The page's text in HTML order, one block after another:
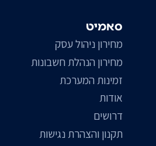
סאמיט
מחירון ניהול עסק
מחירון הנהלת חשבונות
זמינות המערכת
אודות
דרושים
תקנון והצהרת נגישות